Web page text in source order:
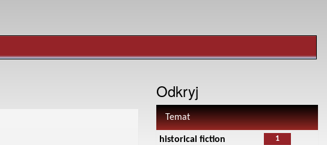
Odkryj
Temat
1
historical fiction